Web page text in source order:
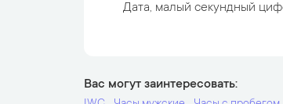
Дата, малый секундный
Вас могут заинтересовать